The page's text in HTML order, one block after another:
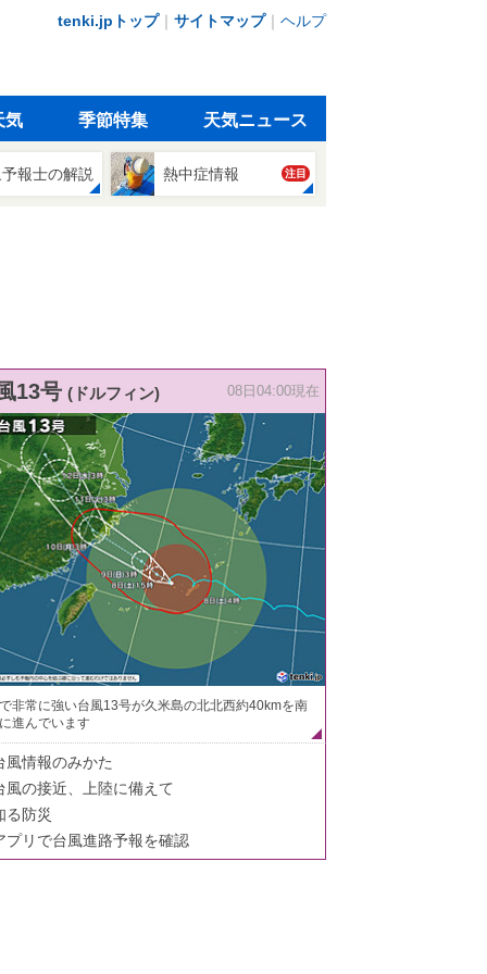
tenki.jpトップ｜ サイトマップ｜ ヘルプ
気 季節特集 天気ニュース
報士の解説 熱中症情報 注目
13号 (ドルフィン) 08日04:00現在
非常に強い台風13号が久米島の北北西約40kmを南
進んでいます
風情報のみかた
風の接近、上陸に備えて
る防災
プリで台風進路予報を確認